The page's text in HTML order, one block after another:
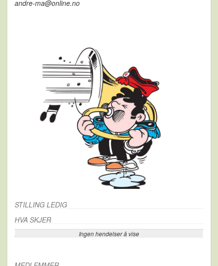
andre-ma@online.no
STILLING LEDIG
HVA SKJER
Ingen hendelser å vise
Se flere…